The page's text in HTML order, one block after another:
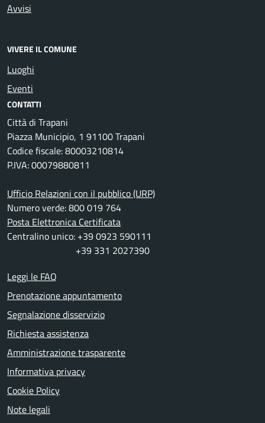
Avvisi
VIVERE IL COMUNE
Luoghi
Eventi
CONTATTI
Città di Trapani
Piazza Municipio, 1 91100 Trapani
Codice fiscale: 80003210814
P.IVA: 00079880811
Ufficio Relazioni con il pubblico (URP)
Numero verde: 800 019 764
Posta Elettronica Certificata
Centralino unico: +39 0923 590111
+39 331 2027390
Leggi le FAQ
Prenotazione appuntamento
Segnalazione disservizio
Richiesta assistenza
Amministrazione trasparente
Informativa privacy
Cookie Policy
Note legali